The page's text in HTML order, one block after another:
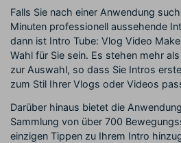
Falls Sie nach einer Anwendung
Minuten professionell aussehende
dann ist Intro Tube: Vlog Video
Wahl für Sie sein. Es stehen mehr
zur Auswahl, so dass Sie Intros
zum Stil Ihrer Vlogs oder Videos
Darüber hinaus bietet die
Sammlung von über 700
einzigen Tippen zu Ihrem Intro